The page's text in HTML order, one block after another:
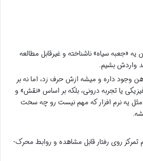
یه «جعبه سیاه» ناشناخته و غیرقابل مطالعه
واردش بشیم.
وجود داره و میشه ازش حرف زد، اما نه بر
یا تجربه درونی، بلکه بر اساس «نقش» و
مثل یه نرم افزار که مهم نیست رو چه سخت
تمرکز روی رفتار قابل مشاهده و روابط محرک-